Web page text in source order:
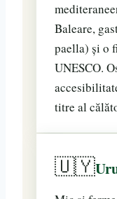
Baleare,
paella) și o
UNESCO.
titre al
🇺🇾